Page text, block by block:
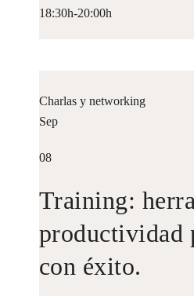
18:30h-20:00h
Charlas y networking
Sep
08
Training:
productividad
con éxito.